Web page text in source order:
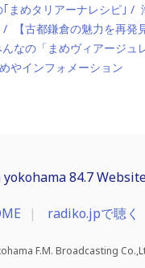
まめタリアーナレシピ｣
【古都鎌倉の魅力を再発
なの「まめヴィアージュ
めやインフォメーション
yokohama 84.7
radiko.jpで聴く
F.M. Broadcasting